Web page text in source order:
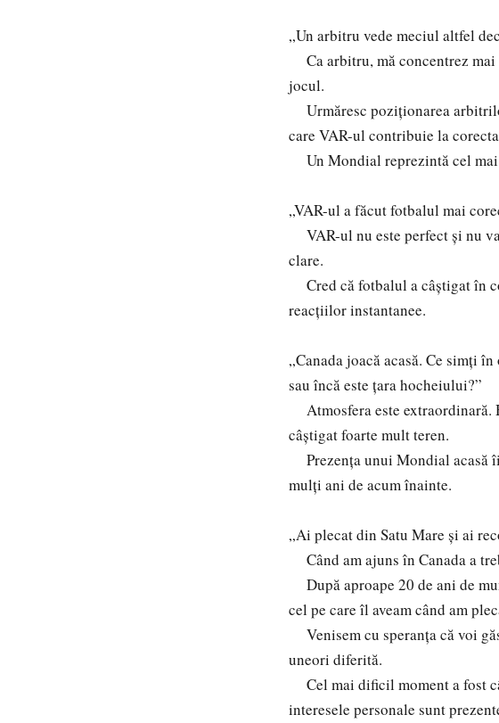
„Un arbitru vede meciul altfel
Ca arbitru, mă concentrez
jocul.
Urmăresc poziționarea
care VAR-ul contribuie la
Un Mondial reprezintă cel
„VAR-ul a făcut fotbalul mai
VAR-ul nu este perfect și nu
clare.
Cred că fotbalul a câștigat în
reacțiilor instantanee.
„Canada joacă acasă. Ce simți
sau încă este țara hocheiului?”
Atmosfera este extraordinară.
câștigat foarte mult teren.
Prezența unui Mondial acasă
mulți ani de acum înainte.
„Ai plecat din Satu Mare și ai
Când am ajuns în Canada a
După aproape 20 de ani de
cel pe care îl aveam când am
Venisem cu speranța că voi
uneori diferită.
Cel mai dificil moment a fost
interesele personale sunt